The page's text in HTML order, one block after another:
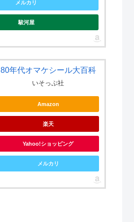
メルカリ
駿河屋
80年代オマケシール大百科
いそっぷ社
Amazon
楽天
Yahoo!ショッピング
メルカリ